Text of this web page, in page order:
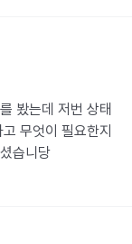
봤는데 저번 상태
무엇이 필요한지
습니당